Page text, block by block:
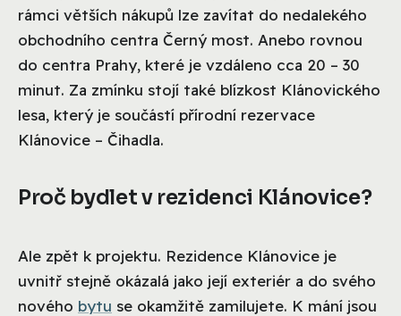
rámci větších nákupů lze zavítat do nedalekého
obchodního centra Černý most. Anebo rovnou
do centra Prahy, které je vzdáleno cca 20 – 30
minut. Za zmínku stojí také blízkost Klánovického
lesa, který je součástí přírodní rezervace
Klánovice – Čihadla.
Proč bydlet v rezidenci Klánovice?
Ale zpět k projektu. Rezidence Klánovice je
uvnitř stejně okázalá jako její exteriér a do svého
nového bytu se okamžitě zamilujete. K mání jsou